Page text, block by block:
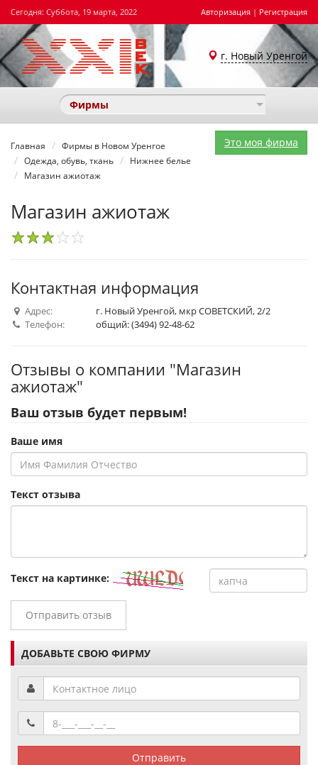
Сегодня: Суббота, 19 марта, 2022 Авторизация | Регистрация
г. Новый Уренгой
Фирмы
Это моя фирма
Главная
Фирмы в Новом Уренгое
Одежда, обувь, ткань
Нижнее белье
Магазин ажиотаж
Магазин ажиотаж
Контактная информация
Адрес:
г. Новый Уренгой, мкр СОВЕТСКИЙ, 2/2
Телефон:
общий: (3494) 92-48-62
Отзывы о компании "Магазин
ажиотаж"
Ваш отзыв будет первым!
Ваше имя
Текст отзыва
Текст на картинке:
Отправить отзыв
ДОБАВЬТЕ СВОЮ ФИРМУ
Отправить